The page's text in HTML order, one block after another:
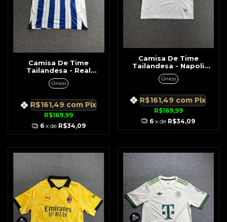
Camisa De Time
Tailandesa - Real
Sociedad Branca c/ Azul
Único
R$169,99
R$161,49 com Pix
6 x de R$34,09
Camisa De Time
Tailandesa - Napoli
Branca c/ Azul
Único
R$169,99
R$161,49 com Pix
6 x de R$34,09